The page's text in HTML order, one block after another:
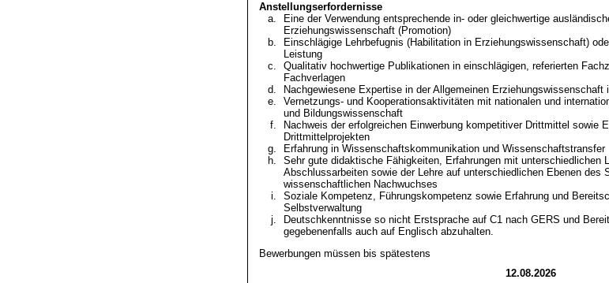
Anstellungserfordernisse
Eine der Verwendung entsprechende in- oder gleichwertige
Erziehungswissenschaft (Promotion)
Einschlägige Lehrbefugnis (Habilitation in Erziehungswissenschaft)
Leistung
Qualitativ hochwertige Publikationen in einschlägigen, referierten
Fachverlagen
Nachgewiesene Expertise in der Allgemeinen Erziehungswissenschaft
Vernetzungs- und Kooperationsaktivitäten mit nationalen und
und Bildungswissenschaft
Nachweis der erfolgreichen Einwerbung kompetitiver Drittmittel sowie
Drittmittelprojekten
Erfahrung in Wissenschaftskommunikation und Wissenschaftstransfer
Sehr gute didaktische Fähigkeiten, Erfahrungen mit unterschiedlichen
Abschlussarbeiten sowie der Lehre auf unterschiedlichen Ebenen des
wissenschaftlichen Nachwuchses
Soziale Kompetenz, Führungskompetenz sowie Erfahrung und
Selbstverwaltung
Deutschkenntnisse so nicht Erstsprache auf C1 nach GERS und
gegebenenfalls auch auf Englisch abzuhalten.
Bewerbungen müssen bis spätestens
12.08.2026